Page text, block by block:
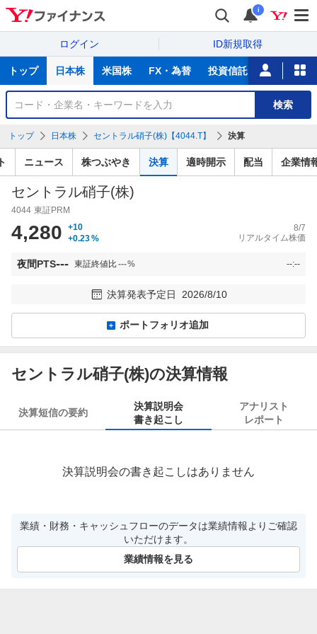
i
ログイン ID新規取得
サ
トップ 日本株 米国株 FX・為替 投資信託 ニュース
銘
検
検索
トップ 日本株 セントラル硝子(株)【4044.T】 決算
ニュース 株つぶやき 決算 適時開示 配当 企業情
セントラル硝子(株)
4044 東証PRM
4,280
+10
+0.23%
8/7
リアルタイム株価
夜間PTS--- 東証終値比---% --:--
決算発表予定日 2026/8/10
ポートフォリオ追加
セントラル硝子(株)の決算情報
決算短信の要約
決算説明会
書き起こし
アナリスト
レポート
決算説明会の書き起こしはありません
業績・財務・キャッシュフローのデータは業績情報よりご確認
いただけます。
業績情報を見る